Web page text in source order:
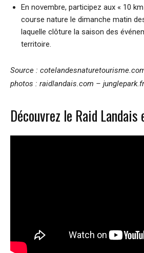
En novembre, participez aux « 10
course nature le dimanche matin
laquelle clôture la saison des
territoire.
Source :
photos : raidlandais.com – junglepark.fr
Découvrez le Raid Landais